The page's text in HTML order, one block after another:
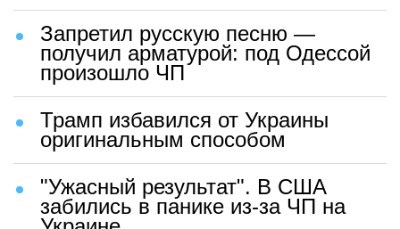
Запретил русскую песню —
получил арматурой: под Одессой
произошло ЧП
Трамп избавился от Украины
оригинальным способом
"Ужасный результат". В США
забились в панике из-за ЧП на